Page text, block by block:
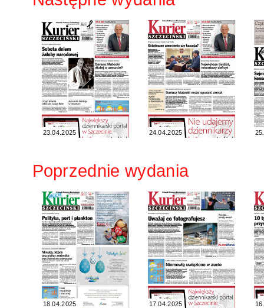
23.04.2025 24.04.2025
Poprzednie wydania
18.04.2025 17.04.2025